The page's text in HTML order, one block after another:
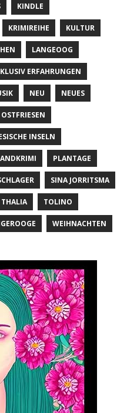
KINDLE
KRIMIREIHE KULTUR
LANGEOOG
ERFAHRUNGEN
NEU NEUES
OSTFRIESEN
INSELN
PLANTAGE
SINA JORRITSMA
THALIA TOLINO
WEIHNACHTEN